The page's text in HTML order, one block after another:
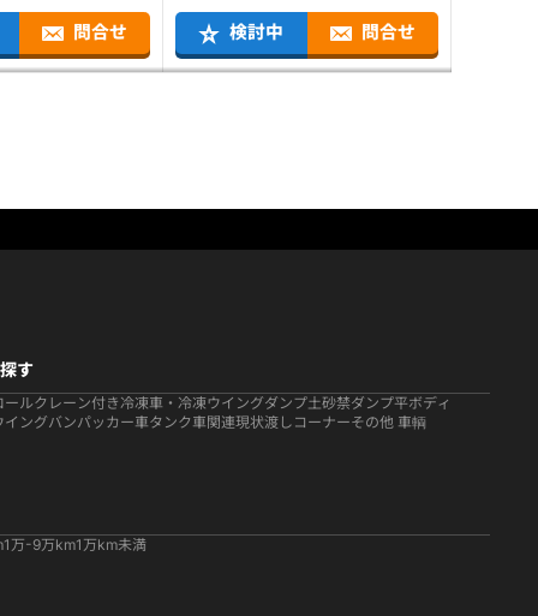
問合せ 検討中 問合せ
す
ールクレーン付き 冷凍車・冷凍ウイングダンプ土砂禁ダンプ平ボディ
イングバンパッカー車タンク車関連現状渡しコーナーその他 車輌
1万-9万km1万km未満